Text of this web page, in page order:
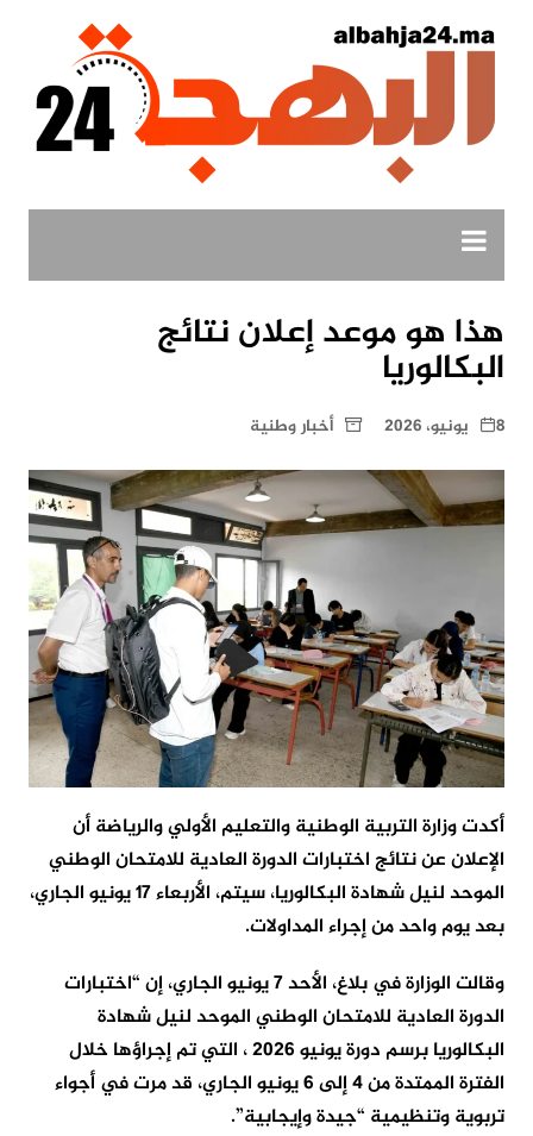
هذا هو موعد إعلان نتائج
البكالوريا
8 يونيو، 2026 أخبار وطنية
أكدت وزارة التربية الوطنية والتعليم الأولي والرياضة أن
الإعلان عن نتائج اختبارات الدورة العادية للامتحان الوطني
الموحد لنيل شهادة البكالوريا، سيتم، الأربعاء 17 يونيو الجاري،
بعد يوم واحد من إجراء المداولات.
وقالت الوزارة في بلاغ، الأحد 7 يونيو الجاري، إن “اختبارات
الدورة العادية للامتحان الوطني الموحد لنيل شهادة
البكالوريا برسم دورة يونيو 2026 ، التي تم إجراؤها خلال
الفترة الممتدة من 4 إلى 6 يونيو الجاري، قد مرت في أجواء
تربوية وتنظيمية “جيدة وإيجابية”.